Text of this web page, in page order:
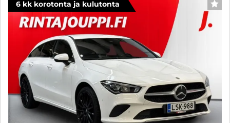
6 kk korotonta ja kulutonta